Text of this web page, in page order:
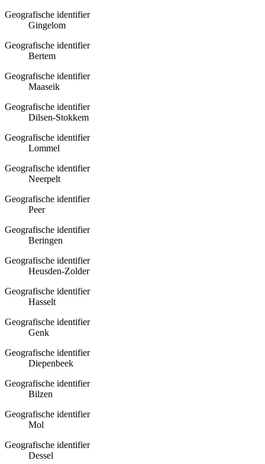
Geografische identifier
Gingelom
Geografische identifier
Bertem
Geografische identifier
Maaseik
Geografische identifier
Dilsen-Stokkem
Geografische identifier
Lommel
Geografische identifier
Neerpelt
Geografische identifier
Peer
Geografische identifier
Beringen
Geografische identifier
Heusden-Zolder
Geografische identifier
Hasselt
Geografische identifier
Genk
Geografische identifier
Diepenbeek
Geografische identifier
Bilzen
Geografische identifier
Mol
Geografische identifier
Dessel